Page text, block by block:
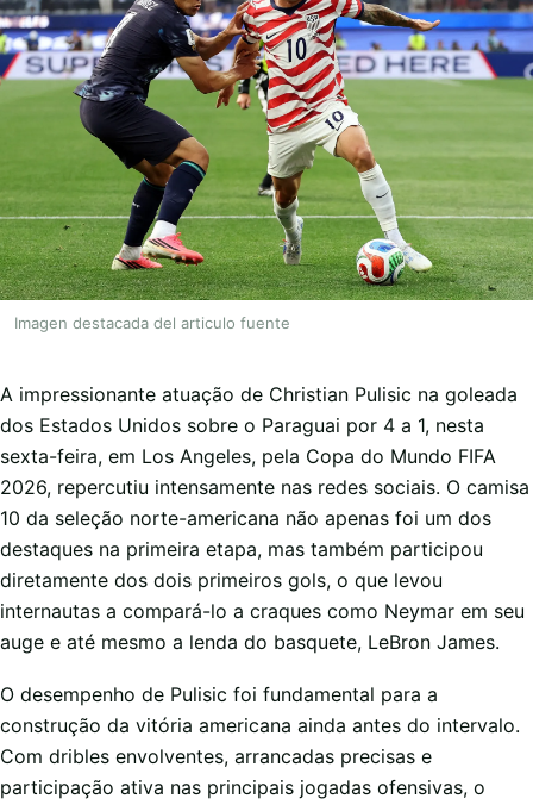
Imagen destacada del articulo fuente
A impressionante atuação de Christian Pulisic na goleada
dos Estados Unidos sobre o Paraguai por 4 a 1, nesta
sexta-feira, em Los Angeles, pela Copa do Mundo FIFA
2026, repercutiu intensamente nas redes sociais. O camisa
10 da seleção norte-americana não apenas foi um dos
destaques na primeira etapa, mas também participou
diretamente dos dois primeiros gols, o que levou
internautas a compará-lo a craques como Neymar em seu
auge e até mesmo a lenda do basquete, LeBron James.
O desempenho de Pulisic foi fundamental para a
construção da vitória americana ainda antes do intervalo.
Com dribles envolventes, arrancadas precisas e
participação ativa nas principais jogadas ofensivas, o